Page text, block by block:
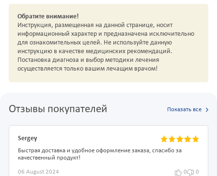
Обратите внимание!
Инструкция, размещенная на данной странице, носит
информационный характер и предназначена исключительно
для ознакомительных целей. Не используйте данную
инструкцию в качестве медицинских рекомендаций.
Постановка диагноза и выбор методики лечения
осуществляется только вашим лечащим врачом!
Отзывы покупателей Показать все
Sergey
Быстрая доставка и удобное оформление заказа, спасибо за
качественный продукт!
06 August 2024 0 0